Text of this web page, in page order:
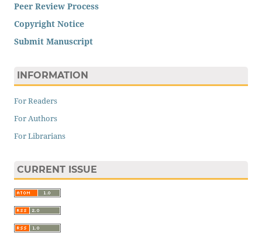
Peer Review Process
Copyright Notice
Submit Manuscript
INFORMATION
For Readers
For Authors
For Librarians
CURRENT ISSUE